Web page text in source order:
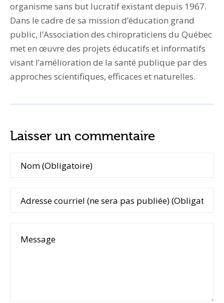
organisme sans but lucratif existant depuis 1967.
Dans le cadre de sa mission d’éducation grand
public, l’Association des chiropraticiens du Québec
met en œuvre des projets éducatifs et informatifs
visant l’amélioration de la santé publique par des
approches scientifiques, efficaces et naturelles.
Laisser un commentaire